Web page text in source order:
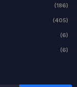
(186)
(405)
(6)
(6)